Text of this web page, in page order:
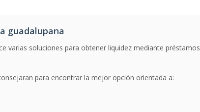
guadalupana
varias soluciones para obtener liquidez mediante préstamos
para encontrar la mejor opción orientada a: